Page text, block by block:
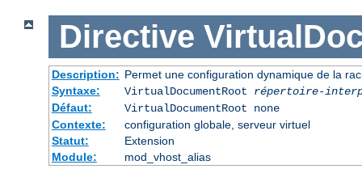
Directive
Description: Permet une configuration dynamique de la
Syntaxe:
VirtualDocumentRoot répertoire-
Défaut:
VirtualDocumentRoot none
Contexte:
configuration globale, serveur virtuel
Statut:
Extension
Module:
mod_vhost_alias